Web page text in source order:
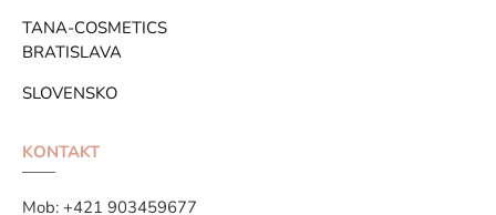
TANA-COSMETICS
BRATISLAVA
SLOVENSKO
KONTAKT
Mob: +421 903459677